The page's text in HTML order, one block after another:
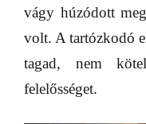
vágy húzódott
volt. A tartózkodó
tagad, nem
felelősséget.